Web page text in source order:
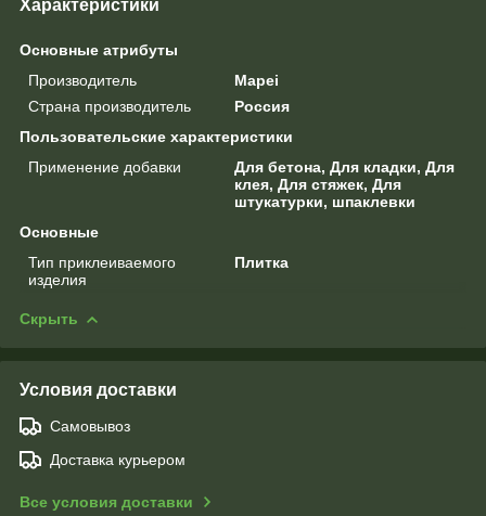
Характеристики
Основные атрибуты
Производитель
Mapei
Страна производитель
Россия
Пользовательские характеристики
Применение добавки
Для бетона, Для кладки, Для
клея, Для стяжек, Для
штукатурки, шпаклевки
Основные
Тип приклеиваемого
изделия
Плитка
Скрыть
Условия доставки
Самовывоз
Доставка курьером
Все условия доставки